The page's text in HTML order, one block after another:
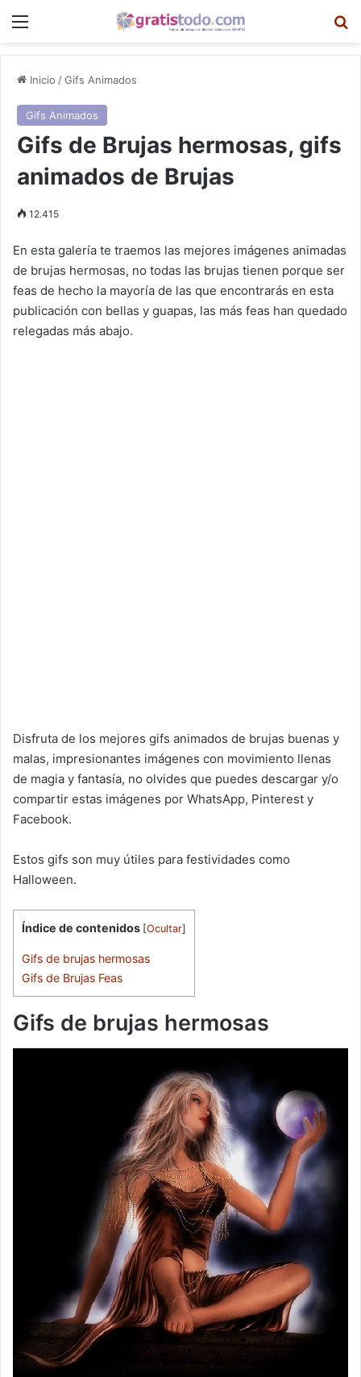
Menú
Inicio /Gifs Animados
Gifs Animados
Gifs de Brujas hermosas, gifs
animados de Brujas
12.415
En esta galería te traemos las mejores imágenes animadas
de brujas hermosas, no todas las brujas tienen porque ser
feas de hecho la mayoría de las que encontrarás en esta
publicación con bellas y guapas, las más feas han quedado
relegadas más abajo.
Disfruta de los mejores gifs animados de brujas buenas y
malas, impresionantes imágenes con movimiento llenas
de magia y fantasía, no olvides que puedes descargar y/o
compartir estas imágenes por WhatsApp, Pinterest y
Facebook.
Estos gifs son muy útiles para festividades como
Halloween.
Índice de contenidos [Ocultar]
Gifs de brujas hermosas
Gifs de Brujas Feas
Gifs de brujas hermosas